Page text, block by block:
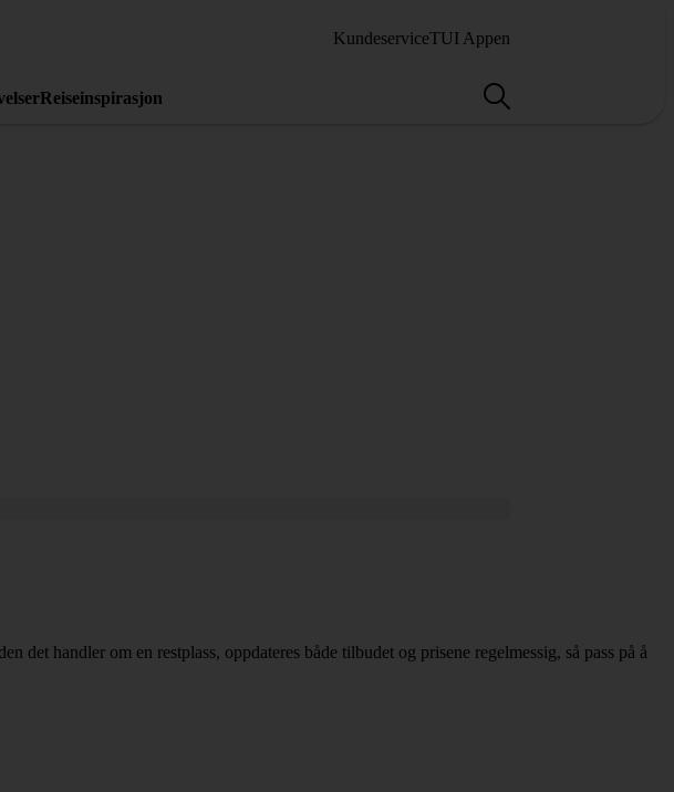
KundeserviceTUI Appen
Reiseinspirasjon
det handler om en restplass, oppdateres både tilbudet og prisene regelmessig, så pass på å